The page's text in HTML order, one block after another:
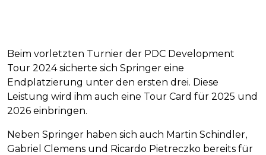
Beim vorletzten Turnier der PDC Development
Tour 2024 sicherte sich Springer eine
Endplatzierung unter den ersten drei. Diese
Leistung wird ihm auch eine Tour Card für 2025 und
2026 einbringen.
Neben Springer haben sich auch Martin Schindler,
Gabriel Clemens und Ricardo Pietreczko bereits für